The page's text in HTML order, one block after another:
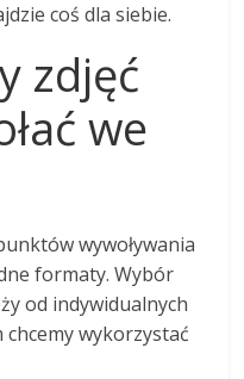
coś dla siebie.
zdjęć
we
wywoływania
formaty. Wybór
od indywidualnych
wykorzystać